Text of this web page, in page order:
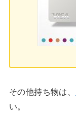
その他持ち物は、
い。